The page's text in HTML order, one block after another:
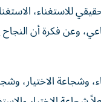
للاستغناء،
وعن فكرة أن
وشجاعة الاختيار،